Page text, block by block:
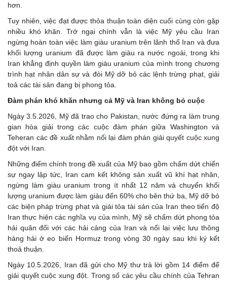
hơn.
Tuy nhiên, việc đạt được thỏa thuận toàn diện cuối cùng còn gặp
nhiều khó khăn. Trở ngại chính vẫn là việc Mỹ yêu cầu Iran
ngừng hoàn toàn việc làm giàu uranium trên lãnh thổ Iran và đưa
khối lượng uranium đã được làm giàu ra nước ngoài, trong khi
Iran khẳng định quyền làm giàu uranium của mình trong chương
trình hạt nhân dân sự và đòi Mỹ dỡ bỏ các lệnh trừng phạt, giải
toả các tài sản đang bị phong tỏa.
Đàm phán khó khăn nhưng cả Mỹ và Iran không bỏ cuộc
Ngày 3.5.2026, Mỹ đã trao cho Pakistan, nước đứng ra làm trung
gian hòa giải trong các cuộc đàm phán giữa Washington và
Teheran các đề xuất nhằm nối lại đàm phán giải quyết cuộc xung
đột với Iran.
Những điểm chính trong đề xuất của Mỹ bao gồm chấm dứt chiến
sự ngay lập tức, Iran cam kết không sản xuất vũ khí hạt nhân,
ngừng làm giàu uranium trong ít nhất 12 năm và chuyển khối
lượng uranium được làm giàu đến 60% cho bên thứ ba, Mỹ dỡ bỏ
các biện pháp trừng phạt và giải tỏa tài sản của Iran theo tiến độ
Iran thực hiện các nghĩa vụ của mình, Mỹ sẽ chấm dứt phong tỏa
hải quân đối với các hải cảng của Iran và nối lại việc lưu thông
hàng hải ở eo biển Hormuz trong vòng 30 ngày sau khi ký kết
thoả thuận.
Ngày 10.5.2026, Iran đã gửi cho Mỹ thư trả lời gồm 14 điểm để
giải quyết cuộc xung đột. Trong số các yêu cầu chính của Tehran